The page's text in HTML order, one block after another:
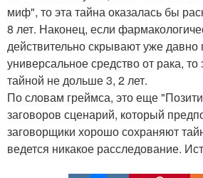
миф", то эта тайна оказалась бы
8 лет. Наконец, если
действительно скрывают уже давно
универсальное средство от рака,
тайной не дольше 3, 2 лет.
По словам греймса, это еще
заговоров сценарий, который
заговорщики хорошо сохраняют
ведется никакое расследование.